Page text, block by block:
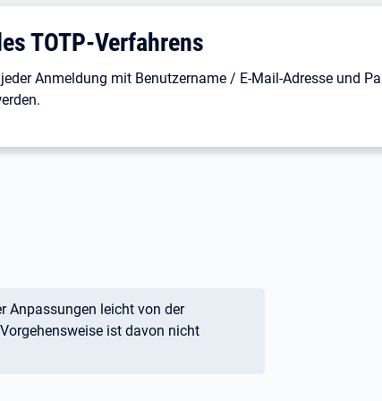
TOTP-Verfahrens
Anmeldung mit Benutzername / E-Mail-Adresse und
Anpassungen leicht von der
ist davon nicht